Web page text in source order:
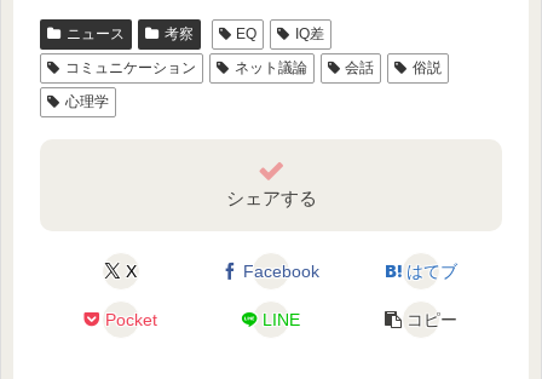
ニュース 考察 EQ
IQ差
コミュニケーション
ネット議論 会話
俗説
心理学
シェアする
X Facebook はてブ
Pocket LINE コピー